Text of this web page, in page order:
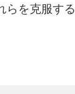
らを克服する